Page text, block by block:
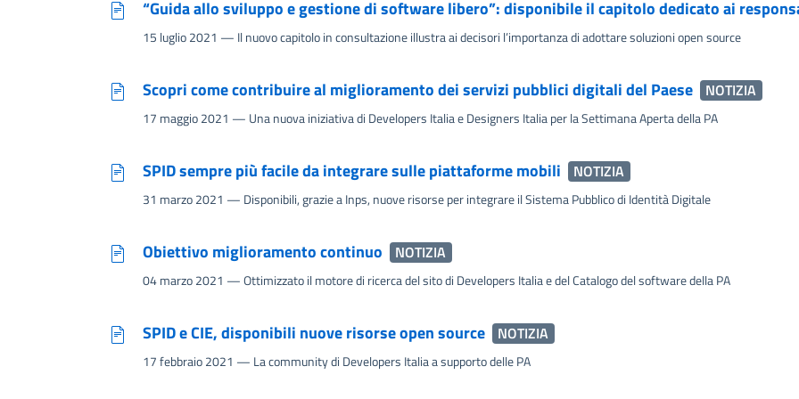
“Guida allo sviluppo e gestione di software libero”: disponibile il capitolo dedicato ai
15 luglio 2021 — Il nuovo capitolo in consultazione illustra ai decisori l’importanza di adottare soluzioni open source
Scopri come contribuire al miglioramento dei servizi pubblici digitali del Paese NOTIZIA
17 maggio 2021 — Una nuova iniziativa di Developers Italia e Designers Italia per la Settimana Aperta della PA
SPID sempre più facile da integrare sulle piattaforme mobili NOTIZIA
31 marzo 2021 — Disponibili, grazie a Inps, nuove risorse per integrare il Sistema Pubblico di Identità Digitale
Obiettivo miglioramento continuo NOTIZIA
04 marzo 2021 — Ottimizzato il motore di ricerca del sito di Developers Italia e del Catalogo del software della PA
SPID e CIE, disponibili nuove risorse open source NOTIZIA
17 febbraio 2021 — La community di Developers Italia a supporto delle PA